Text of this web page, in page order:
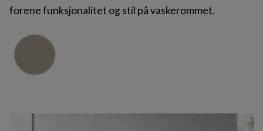
forene funksjonalitet og stil på vaskerommet.